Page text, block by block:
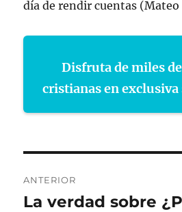
día de rendir cuentas
Disfruta de miles
cristianas en exclusiva
de
ANTERIOR
Entrada
La verdad sobre